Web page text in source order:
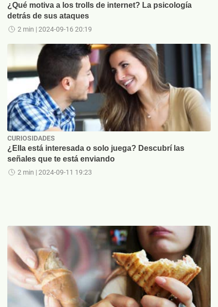
¿Qué motiva a los trolls de internet? La psicología
detrás de sus ataques
2 min | 2024-09-16 20:19
CURIOSIDADES
¿Ella está interesada o solo juega? Descubrí las
señales que te está enviando
2 min | 2024-09-11 19:23